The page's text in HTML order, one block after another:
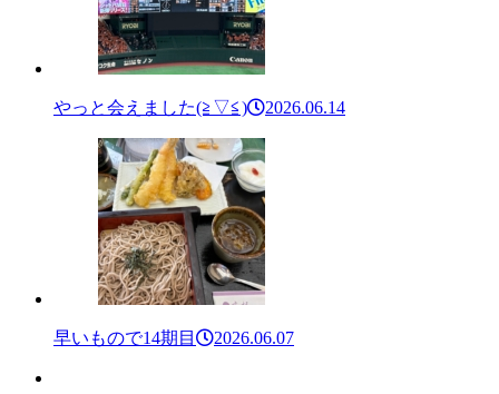
やっと会えました(≧▽≦) 2026.06.14
早いもので14期目 2026.06.07